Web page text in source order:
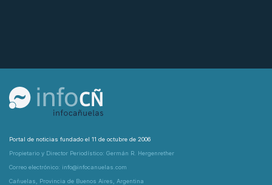
Portal de noticias fundado el 11 de octubre de 2006
Propietario y Director Periodístico: Germán R. Hergenrether
Correo electrónico: info@infocanuelas.com
Cañuelas, Provincia de Buenos Aires, Argentina